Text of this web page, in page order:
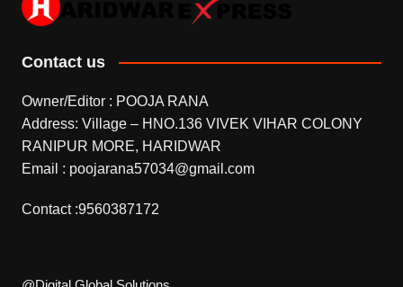
Contact us
Owner/Editor : POOJA RANA
Address: Village – HNO.136 VIVEK VIHAR COLONY
RANIPUR MORE, HARIDWAR
Email : poojarana57034@gmail.com
Contact :9560387172